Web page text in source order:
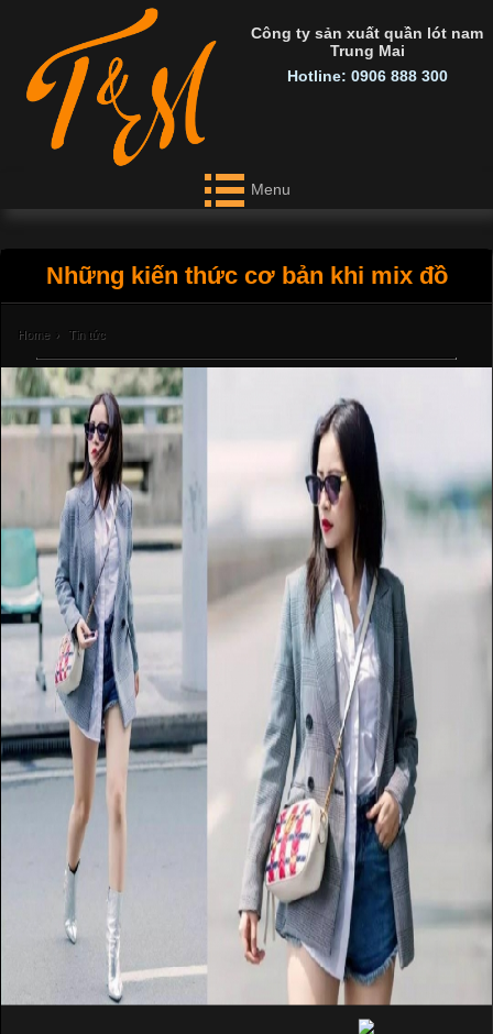
Công ty sản xuất quần lót nam
Trung Mai
Hotline: 0906 888 300
Menu
Những kiến thức cơ bản khi mix đồ
Home › Tin tức